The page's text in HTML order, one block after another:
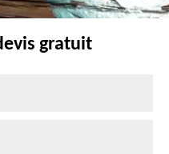
gratuit